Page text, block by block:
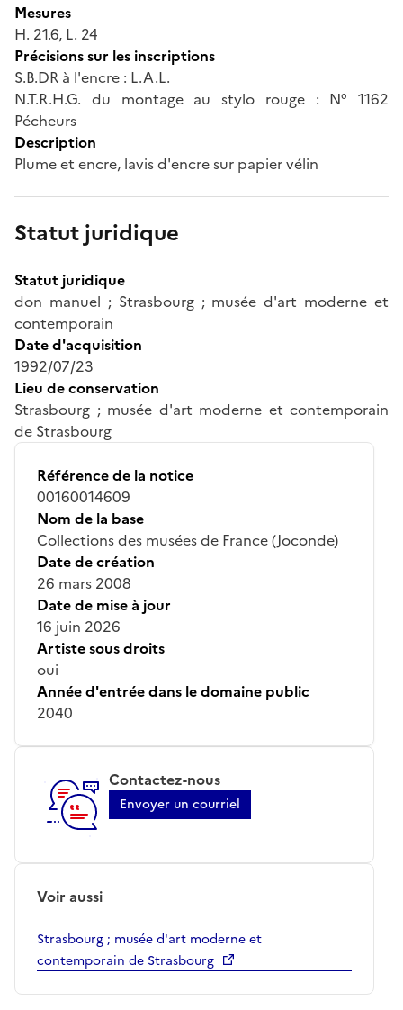
Mesures
H. 21.6, L. 24
Précisions sur les inscriptions
S.B.DR à l'encre : L.A.L.
N.T.R.H.G. du montage au stylo rouge : N° 1162
Pécheurs
Description
Plume et encre, lavis d'encre sur papier vélin
Statut juridique
Statut juridique
don manuel ; Strasbourg ; musée d'art moderne et
contemporain
Date d'acquisition
1992/07/23
Lieu de conservation
Strasbourg ; musée d'art moderne et contemporain
de Strasbourg
Référence de la notice
00160014609
Nom de la base
Collections des musées de France (Joconde)
Date de création
26 mars 2008
Date de mise à jour
16 juin 2026
Artiste sous droits
oui
Année d'entrée dans le domaine public
2040
Contactez-nous
Envoyer un courriel
Voir aussi
Strasbourg ; musée d'art moderne et
contemporain de Strasbourg